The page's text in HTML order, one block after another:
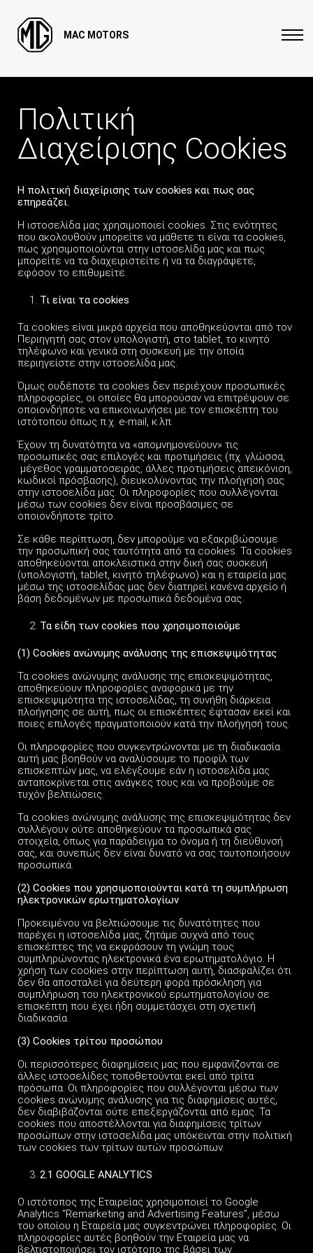
MAC MOTORS
Πολιτική
Διαχείρισης Cookies
Η πολιτική διαχείρισης των cookies και πως σας
επηρεάζει.
Η ιστοσελίδα μας χρησιμοποιεί cookies. Στις ενότητες
που ακολουθούν μπορείτε να μάθετε τι είναι τα cookies,
πως χρησιμοποιούνται στην ιστοσελίδα μας και πως
μπορείτε να τα διαχειριστείτε ή να τα διαγράψετε,
εφόσον το επιθυμείτε.
Τι είναι τα cookies
Τα cookies είναι μικρά αρχεία που αποθηκεύονται από τον
Περιηγητή σας στον υπολογιστή, στο tablet, το κινητό
τηλέφωνο και γενικά στη συσκευή με την οποία
περιηγείστε στην ιστοσελίδα μας.
Όμως ουδέποτε τα cookies δεν περιέχουν προσωπικές
πληροφορίες, οι οποίες θα μπορούσαν να επιτρέψουν σε
οποιονδήποτε να επικοινωνήσει με τον επισκέπτη του
ιστότοπου όπως π.χ. e-mail, κ.λπ.
Έχουν τη δυνατότητα να «απομνημονεύουν» τις
προσωπικές σας επιλογές και προτιμήσεις (πχ. γλώσσα,
μέγεθος γραμματοσειράς, άλλες προτιμήσεις απεικόνιση,
κωδικοί πρόσβασης), διευκολύνοντας την πλοήγησή σας
στην ιστοσελίδα μας. Οι πληροφορίες που συλλέγονται
μέσω των cookies δεν είναι προσβάσιμες σε
οποιονδήποτε τρίτο.
Σε κάθε περίπτωση, δεν μπορούμε να εξακριβώσουμε
την προσωπική σας ταυτότητα από τα cookies. Τα cookies
αποθηκεύονται αποκλειστικά στην δική σας συσκευή
(υπολογιστή, tablet, κινητό τηλέφωνο) και η εταιρεία μας
μέσω της ιστοσελίδας μας δεν διατηρεί κανένα αρχείο ή
βάση δεδομένων με προσωπικά δεδομένα σας.
Τα είδη των cookies που χρησιμοποιούμε
(1) Cookies ανώνυμης ανάλυσης της επισκεψιμότητας
Τα cookies ανώνυμης ανάλυσης της επισκεψιμότητας,
αποθηκεύουν πληροφορίες αναφορικά με την
επισκεψιμότητα της ιστοσελίδας, τη συνήθη διάρκεια
πλοήγησης σε αυτή, πως οι επισκέπτες έφτασαν εκεί και
ποιες επιλογές πραγματοποιούν κατά την πλοήγησή τους.
Οι πληροφορίες που συγκεντρώνονται με τη διαδικασία
αυτή μας βοηθούν να αναλύσουμε το προφίλ των
επισκεπτών μας, να ελέγξουμε εάν η ιστοσελίδα μας
ανταποκρίνεται στις ανάγκες τους και να προβούμε σε
τυχόν βελτιώσεις.
Τα cookies ανώνυμης ανάλυσης της επισκεψιμότητας δεν
συλλέγουν ούτε αποθηκεύουν τα προσωπικά σας
στοιχεία, όπως για παράδειγμα το όνομα ή τη διεύθυνσή
σας, και συνεπώς δεν είναι δυνατό να σας ταυτοποιήσουν
προσωπικά.
(2) Cookies που χρησιμοποιούνται κατά τη συμπλήρωση
ηλεκτρονικών ερωτηματολογίων
Προκειμένου να βελτιώσουμε τις δυνατότητες που
παρέχει η ιστοσελίδα μας, ζητάμε συχνά από τους
επισκέπτες της να εκφράσουν τη γνώμη τους
συμπληρώνοντας ηλεκτρονικά ένα ερωτηματολόγιο. Η
χρήση των cookies στην περίπτωση αυτή, διασφαλίζει ότι
δεν θα αποσταλεί για δεύτερη φορά πρόσκληση για
συμπλήρωση του ηλεκτρονικού ερωτηματολογίου σε
επισκέπτη που έχει ήδη συμμετάσχει στη σχετική
διαδικασία.
(3) Cookies τρίτου προσώπου
Οι περισσότερες διαφημίσεις μας που εμφανίζονται σε
άλλες ιστοσελίδες τοποθετούνται εκεί από τρίτα
πρόσωπα. Οι πληροφορίες που συλλέγονται μέσω των
cookies ανώνυμης ανάλυσης για τις διαφημίσεις αυτές,
δεν διαβιβάζονται ούτε επεξεργάζονται από εμας. Τα
cookies που αποστέλλονται για διαφημίσεις τρίτων
προσώπων στην ιστοσελίδα μας υπόκεινται στην πολιτική
των cookies των τρίτων αυτών προσώπων.
2.1 GOOGLE ANALYTICS
Ο ιστότοπος της Εταιρείας χρησιμοποιεί το Google
Analytics “Remarketing and Advertising Features”, μέσω
του οποίου η Εταιρεία μας συγκεντρώνει πληροφορίες. Οι
πληροφορίες αυτές βοηθούν την Εταιρεία μας να
βελτιστοποιήσει τον ιστότοπο της βάσει των